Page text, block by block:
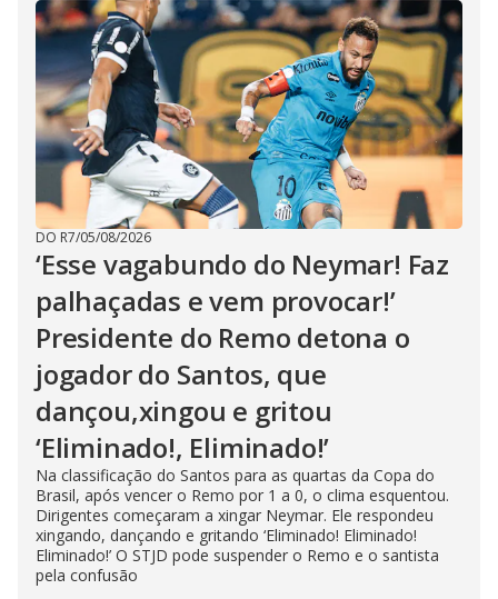
DO R7/05/08/2026
‘Esse vagabundo do Neymar! Faz
palhaçadas e vem provocar!’
Presidente do Remo detona o
jogador do Santos, que
dançou,xingou e gritou
‘Eliminado!, Eliminado!’
Na classificação do Santos para as quartas da Copa do
Brasil, após vencer o Remo por 1 a 0, o clima esquentou.
Dirigentes começaram a xingar Neymar. Ele respondeu
xingando, dançando e gritando ‘Eliminado! Eliminado!
Eliminado!’ O STJD pode suspender o Remo e o santista
pela confusão